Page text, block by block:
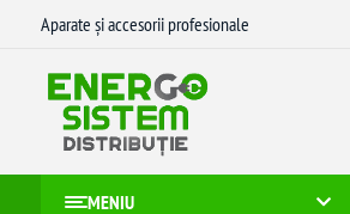
Aparate și accesorii profesionale
MENIU